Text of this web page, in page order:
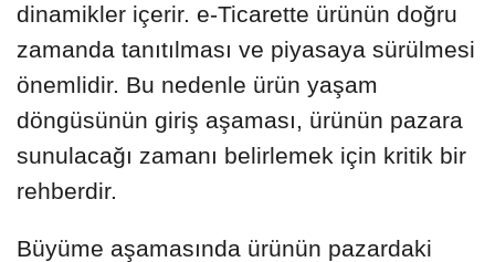
dinamikler içerir. e-Ticarette ürünün doğru
zamanda tanıtılması ve piyasaya sürülmesi
önemlidir. Bu nedenle ürün yaşam
döngüsünün giriş aşaması, ürünün pazara
sunulacağı zamanı belirlemek için kritik bir
rehberdir.
Büyüme aşamasında ürünün pazardaki